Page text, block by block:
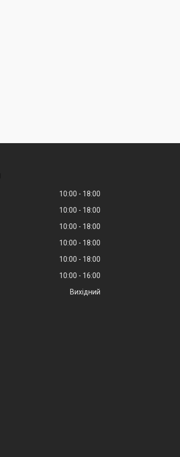
10:00
18:00
10:00
18:00
10:00
18:00
10:00
18:00
10:00
18:00
10:00
16:00
Вихідний